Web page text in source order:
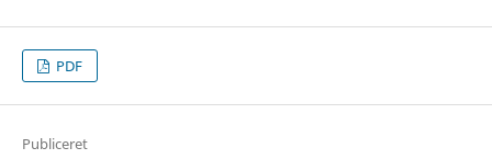
PDF
Publiceret